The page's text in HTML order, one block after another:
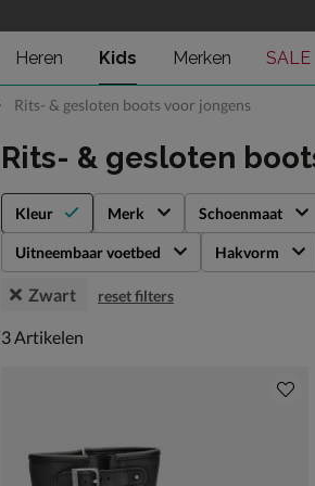
Heren Kids Merken SALE
Rits- & gesloten boots voor jongens
Rits- & gesloten
Kleur Merk Schoenmaat
Uitneembaar voetbed Hakvorm
Zwart reset filters
3 artikelen
3Artikelen